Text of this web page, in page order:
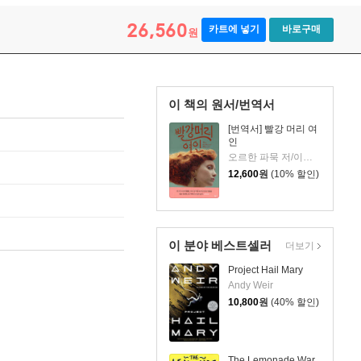
26,560원 카트에 넣기 바로구매
이 책의 원서/번역서
[번역서] 빨강 머리 여
인
오르한 파묵 저/이난아 역
12,600원 (10% 할인)
이 분야 베스트셀러
Project Hail Mary
Andy Weir
10,800원 (40% 할인)
더보기